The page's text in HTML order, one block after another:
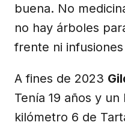
buena. No
no hay árboles
frente ni
A fines de 2023
Tenía 19 años y
kilómetro 6 de